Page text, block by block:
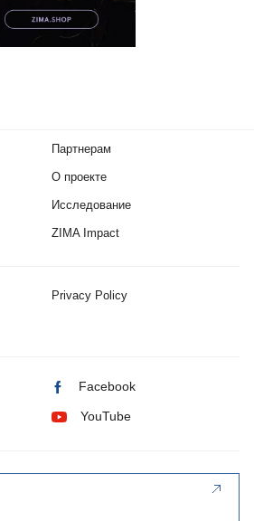
Партнерам
О проекте
Исследование
ZIMA Impact
Privacy Policy
Facebook
YouTube